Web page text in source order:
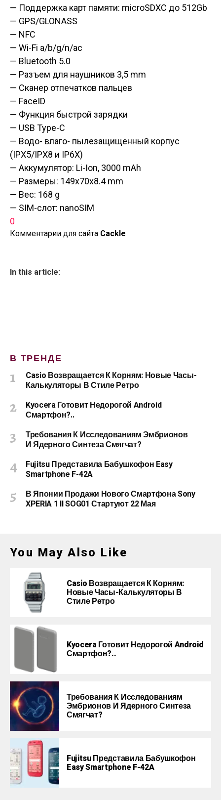
— Поддержка карт памяти: microSDXC до 512Gb
— GPS/GLONASS
— NFC
— Wi-Fi a/b/g/n/ac
— Bluetooth 5.0
— Разъем для наушников 3,5 mm
— Сканер отпечатков пальцев
— FaceID
— Функция быстрой зарядки
— USB Type-C
— Водо- влаго- пылезащищенный корпус
(IPX5/IPX8 и IP6X)
— Аккумулятор: Li-Ion, 3000 mAh
— Размеры: 149x70x8.4 mm
— Вес: 168 g
— SIM-слот: nanoSIM
0
Комментарии для сайта Cackle
In this article:
В ТРЕНДЕ
Casio Возвращается К Корням: Новые Часы-
Калькуляторы В Стиле Ретро
Kyocera Готовит Недорогой Android
Смартфон?..
Требования К Исследованиям Эмбрионов
И Ядерного Синтеза Смягчат?
Fujitsu Представила Бабушкофон Easy
Smartphone F-42A
В Японии Продажи Нового Смартфона Sony
XPERIA 1 II SOG01 Стартуют 22 Мая
You May Also Like
Casio Возвращается К Корням:
Новые Часы-Калькуляторы В
Стиле Ретро
Kyocera Готовит Недорогой Android
Смартфон?..
Требования К Исследованиям
Эмбрионов И Ядерного Синтеза
Смягчат?
Fujitsu Представила Бабушкофон
Easy Smartphone F-42A